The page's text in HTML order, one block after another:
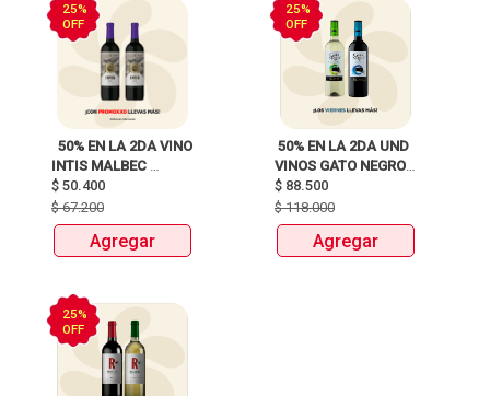
25%
OFF
  50% EN LA 2DA VINO
INTIS MALBEC
X750ML
$ 50.400
$67.200
Agregar
25%
OFF
50% EN LA 2DA UND
VINOS GATO NEGRO
$ 88.500
$118.000
Agregar
25%
OFF